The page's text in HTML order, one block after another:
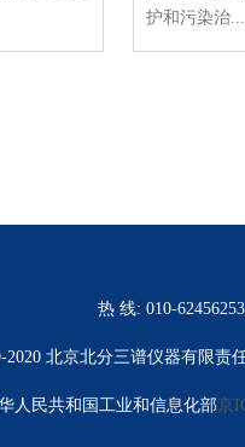
护和污染治...
热 线: 010-
2020 北京北分三谱仪器有限
人民共和国工业和信息化部京